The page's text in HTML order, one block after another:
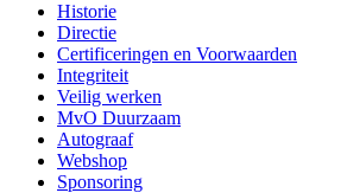
Historie
Directie
Certificeringen en Voorwaarden
Integriteit
Veilig werken
MvO Duurzaam
Autograaf
Webshop
Sponsoring